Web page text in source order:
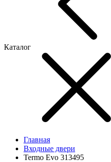
Каталог
Главная
Входные двери
Termo Evo 313495